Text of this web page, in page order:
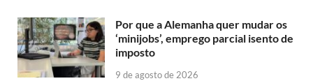
Por que a Alemanha quer mudar os
‘minijobs’, emprego parcial isento de
imposto
9 de agosto de 2026